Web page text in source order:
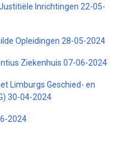
Inrichtingen 22-05-
Opleidingen 28-05-2024
Ziekenhuis 07-06-2024
Limburgs Geschied- en
30-04-2024
2024